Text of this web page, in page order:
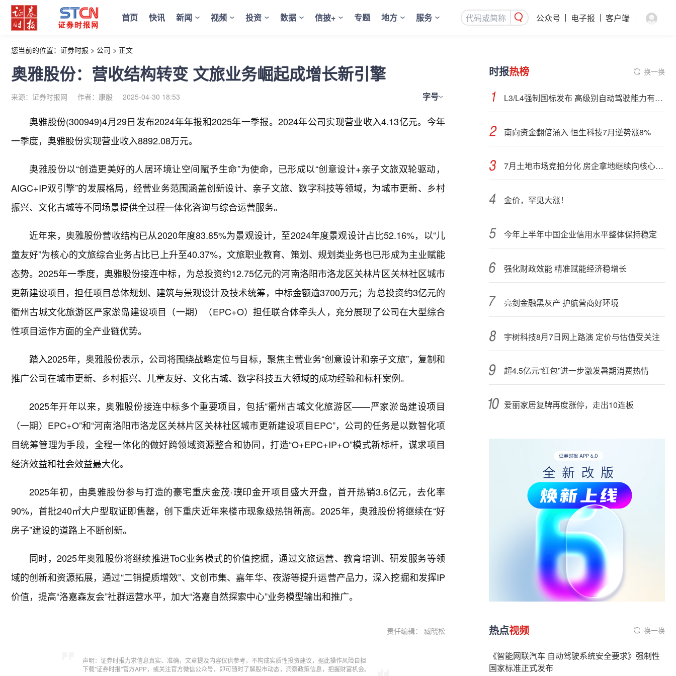
首页 快讯 新闻 视频 投资 数据 信披+ 专题 地方 服务 公众号 电子报 客户端
您当前的位置： 证券时报 > 公司 > 正文
奥雅股份：营收结构转变 文旅业务崛起成增长新引擎
来源：证券时报网 作者：康殷 2025-04-30 18:53 字号
奥雅股份(300949)4月29日发布2024年年报和2025年一季报。2024年公司实现营业收入4.13亿元。今年
一季度，奥雅股份实现营业收入8892.08万元。
奥雅股份以“创造更美好的人居环境让空间赋予生命”为使命，已形成以“创意设计+亲子文旅双轮驱动，
AIGC+IP双引擎”的发展格局，经营业务范围涵盖创新设计、亲子文旅、数字科技等领域，为城市更新、乡村
振兴、文化古城等不同场景提供全过程一体化咨询与综合运营服务。
近年来，奥雅股份营收结构已从2020年度83.85%为景观设计，至2024年度景观设计占比52.16%，以“儿
童友好”为核心的文旅综合业务占比已上升至40.37%，文旅职业教育、策划、规划类业务也已形成为主业赋能
态势。2025年一季度，奥雅股份接连中标，为总投资约12.75亿元的河南洛阳市洛龙区关林片区关林社区城市
更新建设项目，担任项目总体规划、建筑与景观设计及技术统筹，中标金额逾3700万元；为总投资约3亿元的
衢州古城文化旅游区严家淤岛建设项目（一期）（EPC+O）担任联合体牵头人，充分展现了公司在大型综合
性项目运作方面的全产业链优势。
踏入2025年，奥雅股份表示，公司将围绕战略定位与目标，聚焦主营业务“创意设计和亲子文旅”，复制和
推广公司在城市更新、乡村振兴、儿童友好、文化古城、数字科技五大领域的成功经验和标杆案例。
2025年开年以来，奥雅股份接连中标多个重要项目，包括“衢州古城文化旅游区——严家淤岛建设项目
（一期）EPC+O”和“河南洛阳市洛龙区关林片区关林社区城市更新建设项目EPC”，公司的任务是以数智化项
目统筹管理为手段，全程一体化的做好跨领域资源整合和协同，打造“O+EPC+IP+O”模式新标杆，谋求项目
经济效益和社会效益最大化。
2025年初，由奥雅股份参与打造的豪宅重庆金茂·璞印金开项目盛大开盘，首开热销3.6亿元，去化率
90%，首批240㎡大户型取证即售罄，创下重庆近年来楼市现象级热销新高。2025年，奥雅股份将继续在“好
房子”建设的道路上不断创新。
同时，2025年奥雅股份将继续推进ToC业务模式的价值挖掘，通过文旅运营、教育培训、研发服务等领
域的创新和资源拓展，通过“二销提质增效”、文创市集、嘉年华、夜游等提升运营产品力，深入挖掘和发挥IP
价值，提高“洛嘉森友会”社群运营水平，加大“洛嘉自然探索中心”业务模型输出和推广。
责任编辑： 臧晓松
声明：证券时报力求信息真实、准确，文章提及内容仅供参考，不构成实质性投资建议，据此操作风险自担
下载"证券时报"官方APP，或关注官方微信公众号，即可随时了解股市动态，洞察政策信息，把握财富机会。
时报热榜 换一换
L3/L4强制国标发布 高级别自动驾驶能力有望看齐“老司机”
南向资金翻倍涌入 恒生科技7月逆势涨8%
7月土地市场竞拍分化 房企拿地继续向核心城市聚集
金价，罕见大涨！
今年上半年中国企业信用水平整体保持稳定
强化财政效能 精准赋能经济稳增长
亮剑金融黑灰产 护航营商好环境
宇树科技8月7日网上路演 定价与估值受关注
超4.5亿元“红包”进一步激发暑期消费热情
爱丽家居复牌再度涨停，走出10连板
热点视频 换一换
《智能网联汽车 自动驾驶系统安全要求》强制性
国家标准正式发布